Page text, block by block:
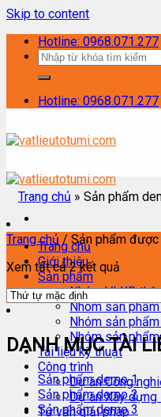
Skip to content
Hotline: 0968.071.277
Hotline: 0968.071.277
Trang chủ
Giới thiệu
Sản phẩm
Nhóm VLXD
Nhóm sản
Nhóm sản
Nhóm sản
Tài liệu kỹ thuật
Công trình
Dự án Công
Dự án Xây dựng
Tư vấn giải pháp
Trang chủ » Sản phẩm
Trang chủ / Sản phẩm được
Xem tất cả 2 kết quả
DANH MỤC TÀI
Sản phẩm demo 1
Sản phẩm demo 2
Sản phẩm demo 3